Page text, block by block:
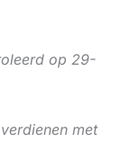
op 29-
met